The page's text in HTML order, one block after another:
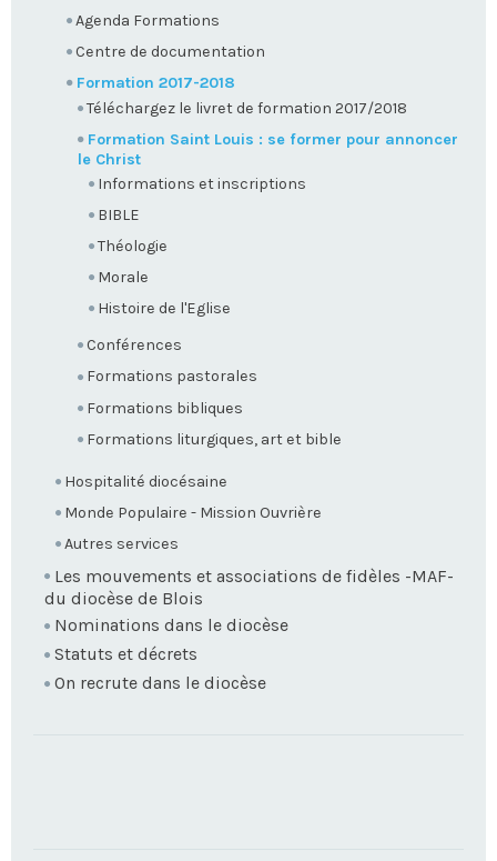
Agenda Formations
Centre de documentation
Formation 2017-2018
Téléchargez le livret de formation 2017/2018
Formation Saint Louis : se former pour annoncer
le Christ
Informations et inscriptions
BIBLE
Théologie
Morale
Histoire de l'Eglise
Conférences
Formations pastorales
Formations bibliques
Formations liturgiques, art et bible
Hospitalité diocésaine
Monde Populaire - Mission Ouvrière
Autres services
Les mouvements et associations de fidèles -MAF-
du diocèse de Blois
Nominations dans le diocèse
Statuts et décrets
On recrute dans le diocèse